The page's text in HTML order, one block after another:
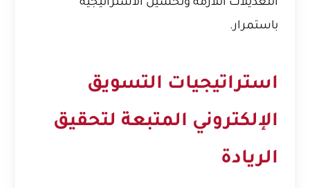
التعديلات اللازمة وتحسين الاستراتيجية
باستمرار.
استراتيجيات التسويق
الإلكتروني المتبعة لتحقيق
الريادة